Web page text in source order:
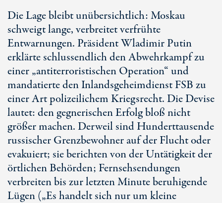
Die Lage bleibt unübersichtlich: Moskau
schweigt lange, verbreitet verfrühte
Entwarnungen. Präsident Wladimir Putin
erklärte schlussendlich den Abwehrkampf zu
einer „antiterroristischen Operation“ und
mandatierte den Inlandsgeheimdienst FSB zu
einer Art polizeilichem Kriegsrecht. Die Devise
lautet: den gegnerischen Erfolg bloß nicht
größer machen. Derweil sind Hunderttausende
russischer Grenzbewohner auf der Flucht oder
evakuiert; sie berichten von der Untätigkeit der
örtlichen Behörden; Fernsehsendungen
verbreiten bis zur letzten Minute beruhigende
Lügen („Es handelt sich nur um kleine